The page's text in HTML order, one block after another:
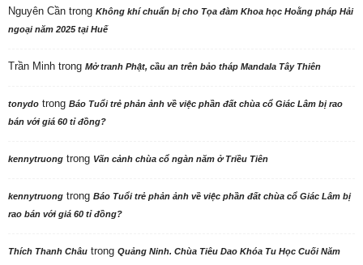
Nguyên Cần trong Không khí chuẩn bị cho Tọa đàm Khoa học Hoằng pháp Hải
ngoại năm 2025 tại Huế
Trần Minh trong Mở tranh Phật, cầu an trên bảo tháp Mandala Tây Thiên
tonydo trong Báo Tuổi trẻ phản ảnh về việc phần đất chùa cổ Giác Lâm bị rao
bán với giá 60 tỉ đồng?
kennytruong trong Vãn cảnh chùa cổ ngàn năm ở Triều Tiên
kennytruong trong Báo Tuổi trẻ phản ảnh về việc phần đất chùa cổ Giác Lâm bị
rao bán với giá 60 tỉ đồng?
Thích Thanh Châu trong Quảng Ninh. Chùa Tiêu Dao Khóa Tu Học Cuối Năm